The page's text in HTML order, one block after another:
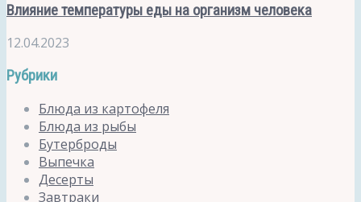
Влияние температуры еды на организм человека
12.04.2023
Рубрики
Блюда из картофеля
Блюда из рыбы
Бутерброды
Выпечка
Десерты
Завтраки